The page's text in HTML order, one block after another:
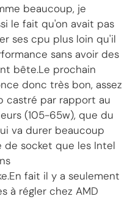
beaucoup, je
le fait qu'on avait pas
ses cpu plus loin qu'il
sans avoir des
bête.Le prochain
donc très bon, assez
castré par rapport au
(105-65w), que du
va durer beaucoup
socket que les Intel
fait il y a seulement
à régler chez AMD